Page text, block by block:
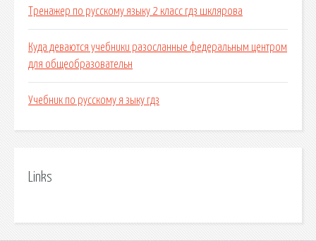
Тренажер по русскому языку 2 класс гдз шклярова
Куда деваются учебники разосланные федеральным центром
для общеобразовательн
Учебник по русскому я зыку гдз
Links